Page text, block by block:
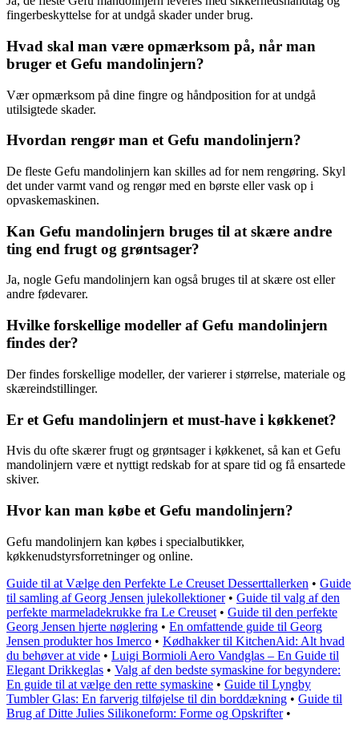
fingerbeskyttelse for at undgå skader under brug.
Hvad skal man være opmærksom på, når man
bruger et Gefu mandolinjern?
Vær opmærksom på dine fingre og håndposition for at undgå
utilsigtede skader.
Hvordan rengør man et Gefu mandolinjern?
De fleste Gefu mandolinjern kan skilles ad for nem rengøring. Skyl
det under varmt vand og rengør med en børste eller vask op i
opvaskemaskinen.
Kan Gefu mandolinjern bruges til at skære andre
ting end frugt og grøntsager?
Ja, nogle Gefu mandolinjern kan også bruges til at skære ost eller
andre fødevarer.
Hvilke forskellige modeller af Gefu mandolinjern
findes der?
Der findes forskellige modeller, der varierer i størrelse, materiale og
skæreindstillinger.
Er et Gefu mandolinjern et must-have i køkkenet?
Hvis du ofte skærer frugt og grøntsager i køkkenet, så kan et Gefu
mandolinjern være et nyttigt redskab for at spare tid og få ensartede
skiver.
Hvor kan man købe et Gefu mandolinjern?
Gefu mandolinjern kan købes i specialbutikker,
køkkenudstyrsforretninger og online.
Guide til at Vælge den Perfekte Le Creuset Desserttallerken • Guide
til samling af Georg Jensen julekollektioner• Guide til valg af den
perfekte marmeladekrukke fra Le Creuset • Guide til den perfekte
Georg Jensen hjerte nøglering • En omfattende guide til Georg
Jensen produkter hos Imerco • Kødhakker til KitchenAid: Alt hvad
du behøver at vide • Luigi Bormioli Aero Vandglas – En Guide til
Elegant Drikkeglas • Valg af den bedste symaskine for begyndere:
En guide til at vælge den rette symaskine • Guide til Lyngby
Tumbler Glas: En farverig tilføjelse til din borddækning • Guide til
Brug af Ditte Julies Silikoneform: Forme og Opskrifter•